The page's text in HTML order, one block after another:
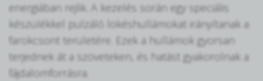
energiában rejlik. A kezelés során egy speciális
készülékkel pulzáló lökéshullámokat irányítanak a
farokcsont területére. Ezek a hullámok gyorsan
terjednek át a szöveteken, és hatást gyakorolnak a
fájdalomforrásra.